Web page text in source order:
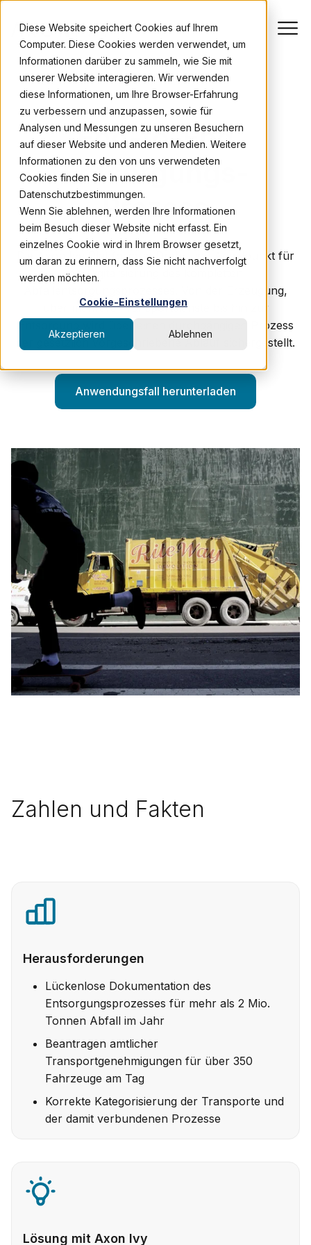
Diese Website speichert Cookies auf Ihrem
Computer. Diese Cookies werden verwendet, um
Informationen darüber zu sammeln, wie Sie mit
unserer Website interagieren. Wir verwenden
diese Informationen, um Ihre Browser-Erfahrung
zu verbessern und anzupassen, sowie für
Analysen und Messungen zu unseren Besuchern
auf dieser Website und anderen Medien. Weitere
Informationen zu den von uns verwendeten
Cookies finden Sie in unseren
Datenschutzbestimmungen.
Wenn Sie ablehnen, werden Ihre Informationen
beim Besuch dieser Website nicht erfasst. Ein
einzelnes Cookie wird in Ihrem Browser gesetzt,
um daran zu erinnern, dass Sie nicht nachverfolgt
werden möchten.
Cookie-Einstellungen
Akzeptieren Ablehnen
ANWENDUNGSFALL
End-to-End
Entsorgungs-
Prozess
Die Axon Ivy Plattform ist Dreh- und Angelpunkt für
die Digitalisierung des kompletten
Abfallentsorgungsprozesses. Von der Erzeugung,
über mehrere Transportdienste bis hin zur
Entsorgung wird über einen durchgängigen Prozess
der gesetzlich vorgeschriebene Ablauf sichergestellt.
Anwendungsfall herunterladen
Zahlen und Fakten
Herausforderungen
Lückenlose Dokumentation des
Entsorgungsprozesses für mehr als 2 Mio.
Tonnen Abfall im Jahr
Beantragen amtlicher
Transportgenehmigungen für über 350
Fahrzeuge am Tag
Korrekte Kategorisierung der Transporte und
der damit verbundenen Prozesse
Lösung mit Axon Ivy